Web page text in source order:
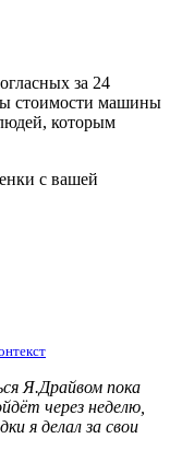
за 24
стоимости машины
которым
с вашей
Я.Драйвом пока
через неделю,
я делал за свои